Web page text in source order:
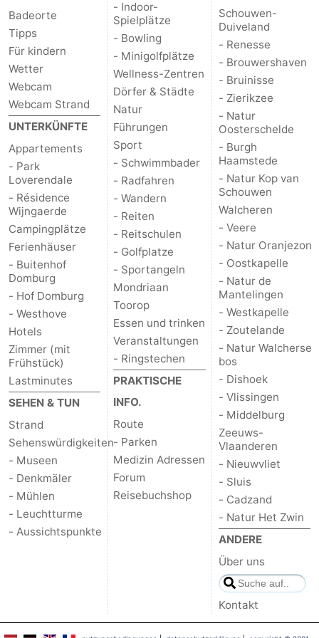
Route
-
Parken
Reisebuchshop
Medizin
Adressen
Region
Zeeland
Schouwen-
Duiveland
-
Renesse
-
Brouwershaven
-
Bruinisse
-
Zierikzee
-
Natur
Oosterschelde
-
Burgh
Haamstede
-
Natur
Kop
van
Walcheren
Veere
-
Natur
-
Badeorte
Tipps
Für kindern
Wetter
Webcam
Webcam Strand
UNTERKÜNFTE
Appartements
- Park
Loverendale
- Résidence
Wijngaerde
Campingplätze
Ferienhäuser
- Buitenhof
Domburg
- Hof Domburg
- Westhove
Hotels
Zimmer (mit
Frühstück)
Lastminutes
SEHEN & TUN
Strand
Sehenswürdigkeiten
- Museen
- Denkmäler
- Mühlen
- Leuchtturme
- Aussichtspunkte
- Indoor-
Spielplätze
- Bowling
- Minigolfplätze
Wellness-Zentren
Dörfer & Städte
Natur
Führungen
Sport
- Schwimmbader
- Radfahren
- Wandern
- Reiten
- Reitschulen
- Golfplatze
- Sportangeln
Mondriaan
Toorop
Essen und trinken
Veranstaltungen
- Ringstechen
PRAKTISCHE
INFO.
Route
- Parken
Medizin Adressen
Forum
Reisebuchshop
Schouwen-
Duiveland
- Renesse
- Brouwershaven
- Bruinisse
- Zierikzee
- Natur
Oosterschelde
- Burgh
Haamstede
- Natur Kop van
Schouwen
Walcheren
- Veere
- Natur Oranjezon
- Oostkapelle
- Natur de
Mantelingen
- Westkapelle
- Zoutelande
- Natur Walcherse
bos
- Dishoek
- Vlissingen
- Middelburg
Zeeuws-
Vlaanderen
- Nieuwvliet
- Sluis
- Cadzand
- Natur Het Zwin
ANDERE
Über uns
Kontakt